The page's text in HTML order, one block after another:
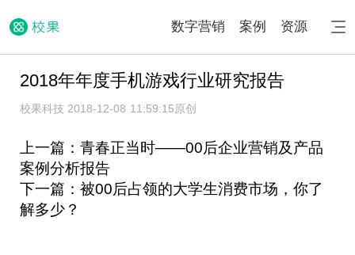
数字营销 案例 资源
2018年年度手机游戏行业研究报告
校果科技 2018-12-08 11:59:15原创
上一篇：青春正当时——00后企业营销及产品
案例分析报告
下一篇：被00后占领的大学生消费市场，你了
解多少？